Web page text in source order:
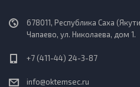
678011, Республика Саха
Чапаево, ул. Николаева, дом 1.
+7 (411-44) 24-3-87
info@oktemsec.ru